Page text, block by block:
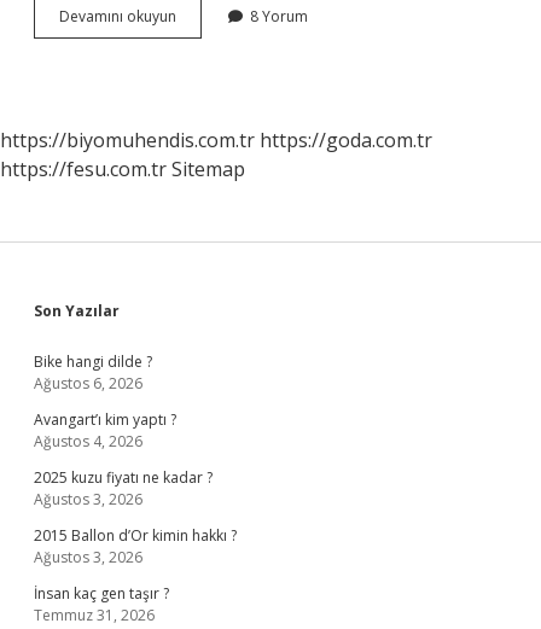
Devamını okuyun
Sinirlenince
8 Yorum
https://biyomuhendis.com.tr https://goda.com.tr
https://fesu.com.trSitemap
Sidebar
Son Yazılar
Bike hangi dilde ?
Ağustos 6, 2026
Avangart’ı kim yaptı ?
Ağustos 4, 2026
2025 kuzu fiyatı ne kadar ?
Ağustos 3, 2026
2015 Ballon d’Or kimin hakkı ?
Ağustos 3, 2026
İnsan kaç gen taşır ?
Temmuz 31, 2026